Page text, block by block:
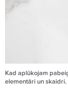
Kad aplūkojam
elementāri un skaidri.